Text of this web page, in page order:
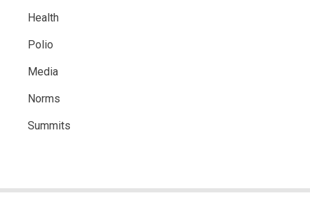
Health
Polio
Media
Norms
Summits